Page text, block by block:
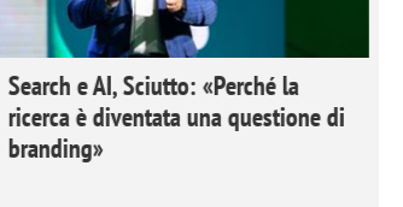
Search e AI, Sciutto: «Perché la
ricerca è diventata una questione di
branding»